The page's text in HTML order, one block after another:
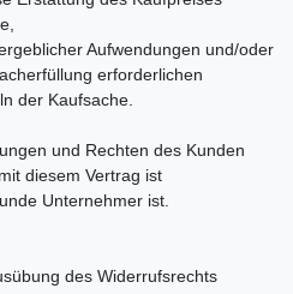
Aufwendungen und/oder
erforderlichen
der Kaufsache.
und Rechten des Kunden
diesem Vertrag ist
Unternehmer ist.
des Widerrufsrechts